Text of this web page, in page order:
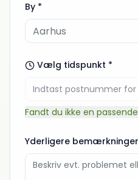
By *
Vælg tidspunkt *
Indtast postnummer
Fandt du ikke en
Yderligere bemærkninger